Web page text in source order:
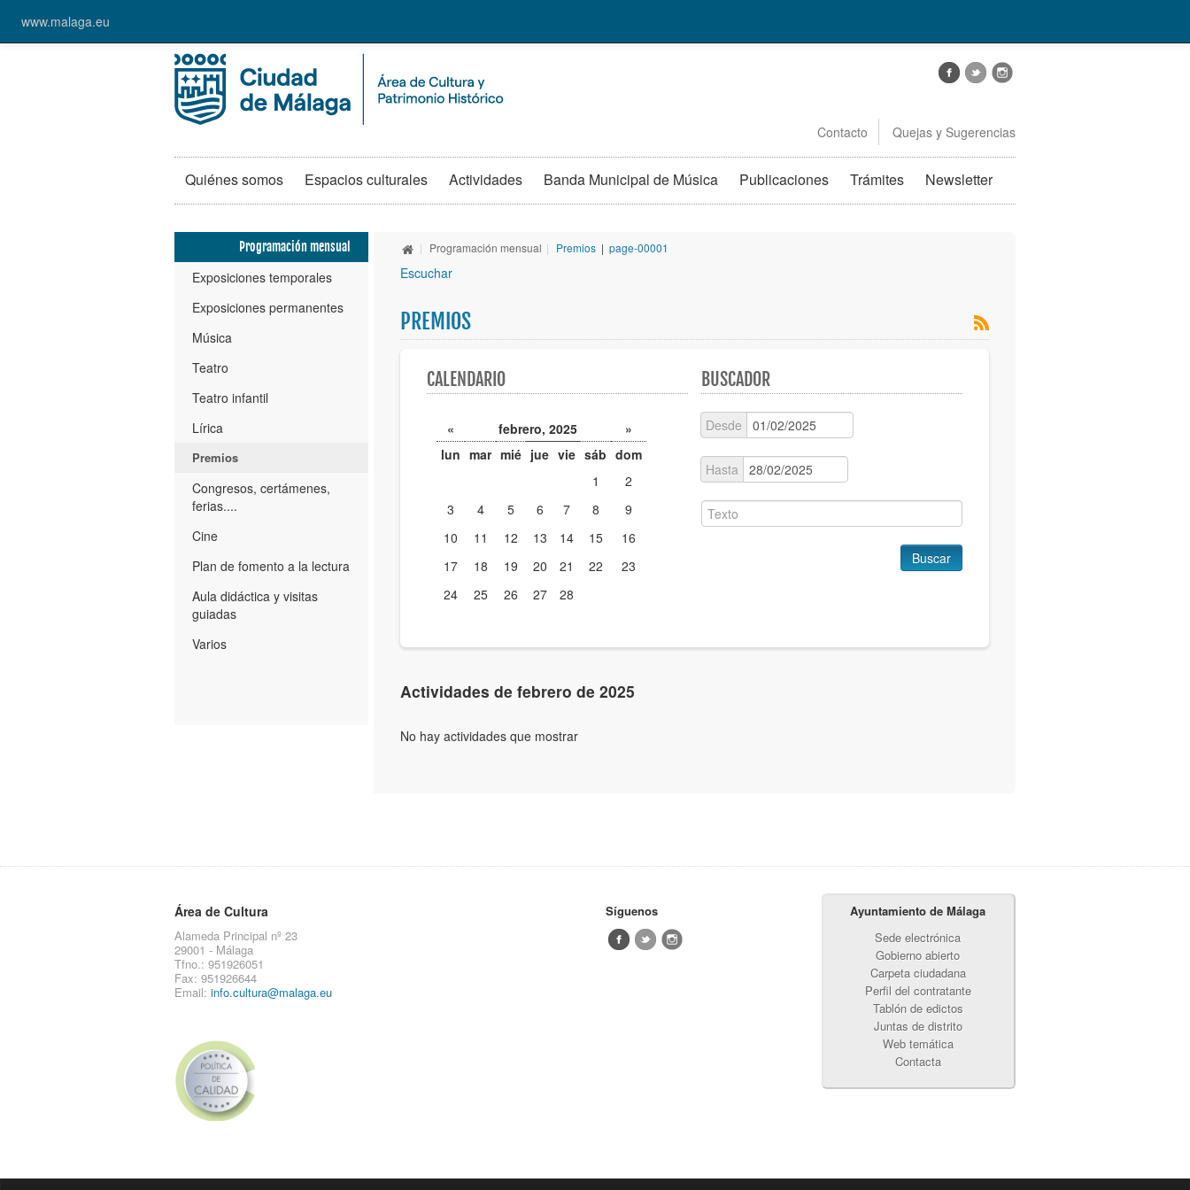
www.malaga.eu
Contacto Quejas y Sugerencias
Quiénes somos Espacios culturales Actividades Banda Municipal de Música Publicaciones Trámites Newsletter
Programación mensual
Exposiciones temporales
Exposiciones permanentes
Música
Teatro
Teatro infantil
Lírica
Premios
Congresos, certámenes,
ferias....
Cine
Plan de fomento a la lectura
Aula didáctica y visitas
guiadas
Varios
| Programación mensual | Premios |page-00001
Escuchar
PREMIOS
CALENDARIO
« febrero, 2025
»
lun mar mié jue vie sáb dom
1
2
3
4 5 6 7 8
9
10
11 12 13 14 15
16
17
18 19 20 21 22
23
24
25 26 27 28
BUSCADOR
Desde
Hasta
Buscar
Actividades de febrero de 2025
No hay actividades que mostrar
Área de Cultura
Alameda Principal nº 23
29001 - Málaga
Tfno.: 951926051
Fax: 951926644
Email: info.cultura@malaga.eu
Síguenos
Ayuntamiento de Málaga
Sede electrónica
Gobierno abierto
Carpeta ciudadana
Perfil del contratante
Tablón de edictos
Juntas de distrito
Web temática
Contacta